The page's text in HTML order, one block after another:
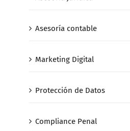
Asesoría contable
Marketing Digital
Protección de Datos
Compliance Penal